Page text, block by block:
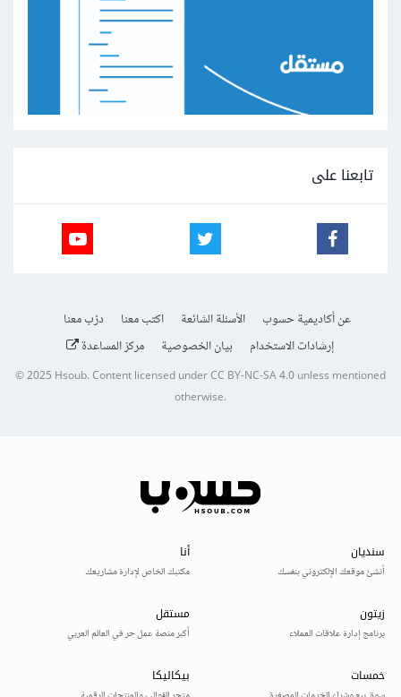
تابعنا على
عن أكاديمية حسوب الأسئلة الشائعة اكتب معنا
درّب معنا
إرشادات الاستخدام
بيان الخصوصية مركز المساعدة
© 2025Hsoub.Content licensed underCC BY-NC-SA 4.0unless mentioned
otherwise.